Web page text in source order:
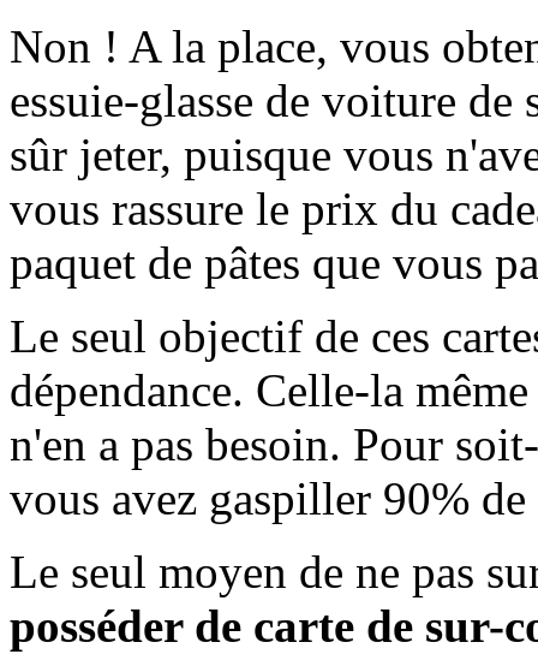
Non ! A la place, vous
essuie-glasse de voiture
sûr jeter, puisque vous
vous rassure le prix du
paquet de pâtes que vous
Le seul objectif de ces
dépendance. Celle-la
n'en a pas besoin. Pour
vous avez gaspiller 90%
Le seul moyen de ne pas
posséder de carte de sur-